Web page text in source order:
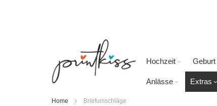
Hochzeit Geburt
Anlässe Extras
Home Briefumschläge